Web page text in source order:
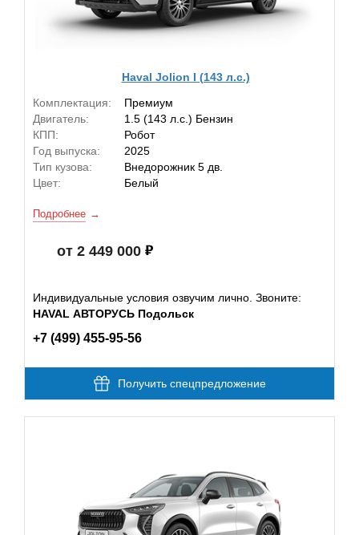
Haval Jolion I (143 л.с.)
Комплектация:
Премиум
Двигатель:
1.5 (143 л.с.) Бензин
КПП:
Робот
Год выпуска:
2025
Тип кузова:
Внедорожник 5 дв.
Цвет:
Белый
Подробнее
от 2 449 000
Индивидуальные условия озвучим лично. Звоните:
HAVAL АВТОРУСЬ Подольск
+7 (499) 455-95-56
Получить спецпредложение